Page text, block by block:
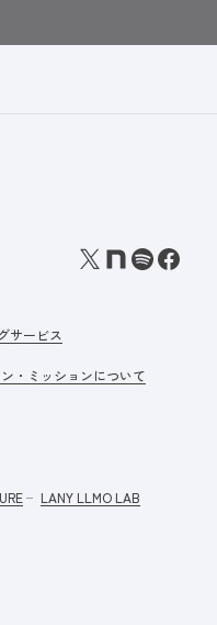
サービス
・ミッションについて
LANY LLMO LAB